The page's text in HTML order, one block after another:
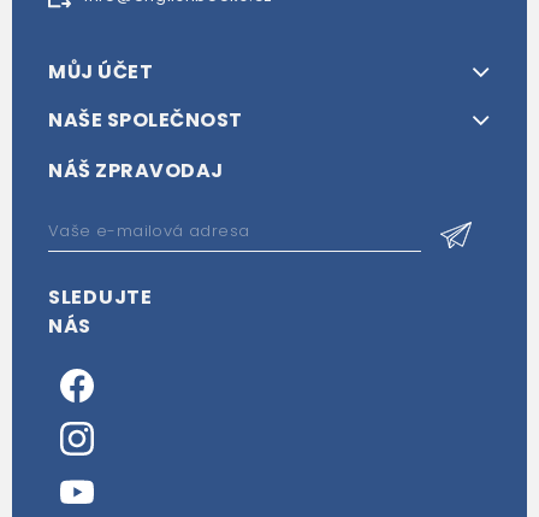
MŮJ ÚČET
NAŠE SPOLEČNOST
NÁŠ ZPRAVODAJ
SLEDUJTE
NÁS